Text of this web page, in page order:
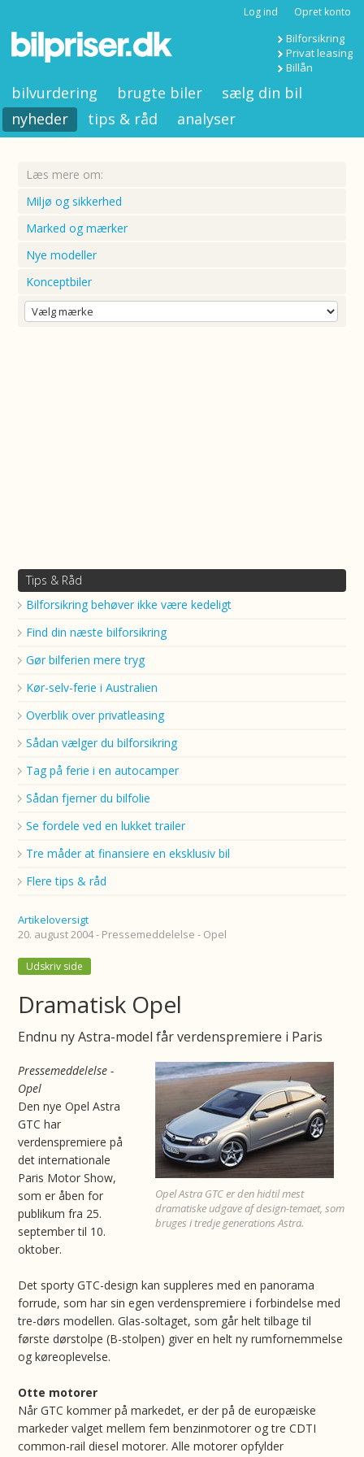
Log ind Opret konto
Bilforsikring
Privat leasing
Billån
bilvurdering brugte biler
sælg din bil
nyheder
tips & råd analyser
Læs mere om:
Miljø og sikkerhed
Marked og mærker
Nye modeller
Konceptbiler
Tips & Råd
Bilforsikring behøver ikke være kedeligt
Find din næste bilforsikring
Gør bilferien mere tryg
Kør-selv-ferie i Australien
Overblik over privatleasing
Sådan vælger du bilforsikring
Tag på ferie i en autocamper
Sådan fjerner du bilfolie
Se fordele ved en lukket trailer
Tre måder at finansiere en eksklusiv bil
Flere tips & råd
Artikeloversigt
20. august 2004 - Pressemeddelelse - Opel
Udskriv side
Dramatisk Opel
Endnu ny Astra-model får verdenspremiere i Paris
Opel Astra GTC er den hidtil mest
dramatiske udgave af design-temaet, som
bruges i tredje generations Astra.
Pressemeddelelse -
Opel
Den nye Opel Astra
GTC har
verdenspremiere på
det internationale
Paris Motor Show,
som er åben for
publikum fra 25.
september til 10.
oktober.
Det sporty GTC-design kan suppleres med en panorama
forrude, som har sin egen verdenspremiere i forbindelse med
tre-dørs modellen. Glas-soltaget, som går helt tilbage til
første dørstolpe (B-stolpen) giver en helt ny rumfornemmelse
og køreoplevelse.
Otte motorer
Når GTC kommer på markedet, er der på de europæiske
markeder valget mellem fem benzinmotorer og tre CDTI
common-rail diesel motorer. Alle motorer opfylder